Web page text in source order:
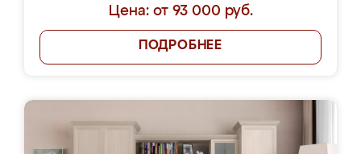
Цена: от 93 000 руб.
ПОДРОБНЕЕ